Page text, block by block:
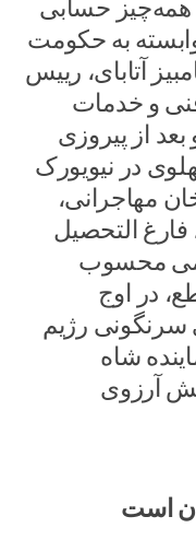
همه‌چیز حسابی
وابسته به حکومت
آتابای، رییس
و خدمات
از پیروزی
در نیویورک
مهاجرانی،‌
التحصیل
محسوب
در اوج
سرنگونی رژیم
شاه
آرزوی
است